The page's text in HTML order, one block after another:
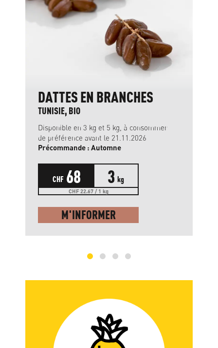
DATTES EN BRANCHES
TUNISIE, BIO
Disponible en 3 kg et 5 kg, à consommer
de préférence avant le 21.11.2026
Précommande : Automne
CHF 68 3 kg
CHF 22.67 / 1 kg
M'INFORMER